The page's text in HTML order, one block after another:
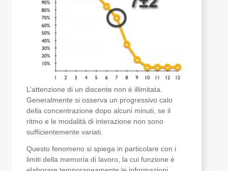
L’attenzione di un discente non è illimitata.
Generalmente si osserva un progressivo calo
della concentrazione dopo alcuni minuti, se il
ritmo e le modalità di interazione non sono
sufficientemente variati.
Questo fenomeno si spiega in particolare con i
limiti della memoria di lavoro, la cui funzione è